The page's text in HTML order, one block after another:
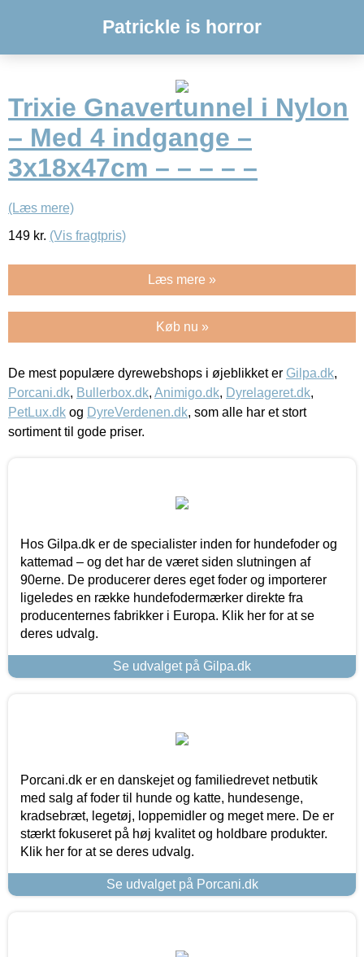
Patrickle is horror
Trixie Gnavertunnel i Nylon
– Med 4 indgange –
3x18x47cm – – – – –
(Læs mere)
149 kr. (Vis fragtpris)
Læs mere »
Køb nu »
De mest populære dyrewebshops i øjeblikket er Gilpa.dk,
Porcani.dk, Bullerbox.dk, Animigo.dk, Dyrelageret.dk,
PetLux.dk og DyreVerdenen.dk, som alle har et stort
sortiment til gode priser.
Hos Gilpa.dk er de specialister inden for hundefoder og
kattemad – og det har de været siden slutningen af
90erne. De producerer deres eget foder og importerer
ligeledes en række hundefodermærker direkte fra
producenternes fabrikker i Europa. Klik her for at se
deres udvalg.
Se udvalget på Gilpa.dk
Porcani.dk er en danskejet og familiedrevet netbutik
med salg af foder til hunde og katte, hundesenge,
kradsebræt, legetøj, loppemidler og meget mere. De er
stærkt fokuseret på høj kvalitet og holdbare produkter.
Klik her for at se deres udvalg.
Se udvalget på Porcani.dk